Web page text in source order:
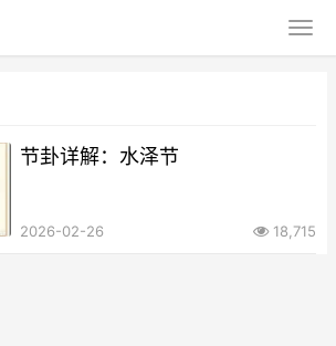
节卦详解：水泽节
2026-02-26 18,715